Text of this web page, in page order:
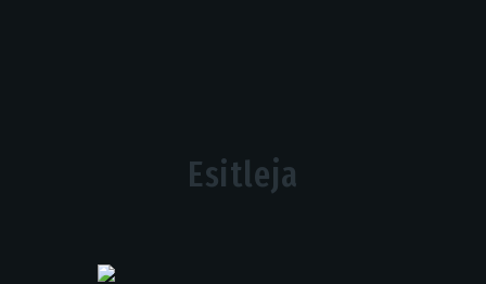
Esitleja